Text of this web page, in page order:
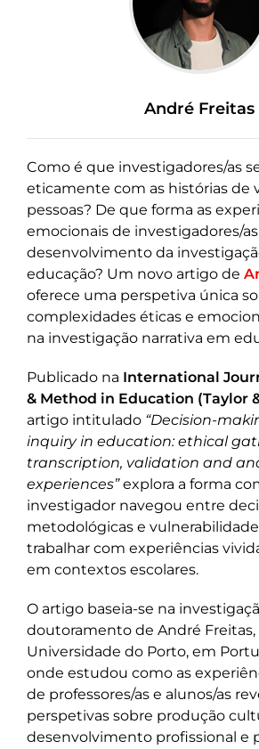
André Freitas
Como é que investigadores/as
eticamente com as histórias de
pessoas? De que forma as
emocionais de investigadores/
desenvolvimento da
educação? Um novo artigo de
oferece uma perspetiva única
complexidades éticas e
na investigação narrativa em
Publicado na International
& Method in Education (Taylor
artigo intitulado “Decision-
inquiry in education: ethical
transcription, validation and
experiences”explora a forma
investigador navegou entre
metodológicas e
trabalhar com experiências
em contextos escolares.
O artigo baseia-se na
doutoramento de André Freitas,
Universidade do Porto, em
onde estudou como as
de professores/as e alunos/as
perspetivas sobre produção
desenvolvimento profissional e